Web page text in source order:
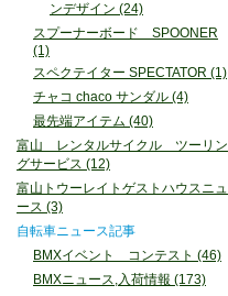
ンデザイン (24)
スプーナーボード SPOONER
(1)
スペクテイター SPECTATOR (1)
チャコ chaco サンダル (4)
最先端アイテム (40)
富山 レンタルサイクル ツーリン
グサービス (12)
富山トウーレイトゲストハウスニュ
ース (3)
自転車ニュース記事
BMXイベント コンテスト (46)
BMXニュース,入荷情報 (173)